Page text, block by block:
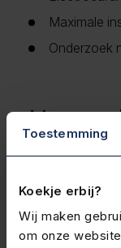
Toestemming
Koekje erbij?
Wij maken
om onze
Maximale
Onderzoek
Hoe
aan?
(Nederlandse